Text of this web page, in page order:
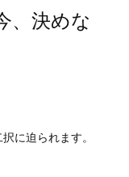
、決めな
に迫られます。